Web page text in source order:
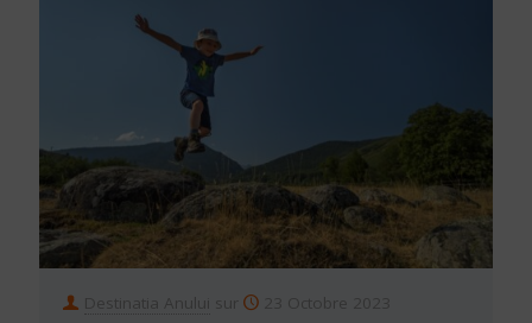
Destinatia Anului sur 23 Octobre 2023